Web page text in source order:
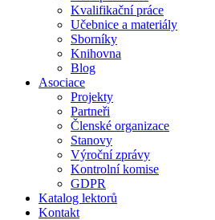
Kvalifikační práce
Učebnice a materiály
Sborníky
Knihovna
Blog
Asociace
Projekty
Partneři
Členské organizace
Stanovy
Výroční zprávy
Kontrolní komise
GDPR
Katalog lektorů
Kontakt